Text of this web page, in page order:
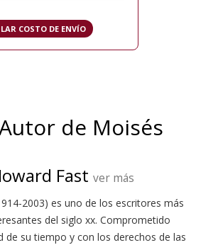
de Moisés
Fast ver más
2003) es uno de los escritores más
del siglo xx. Comprometido
de su tiempo y con los derechos de las